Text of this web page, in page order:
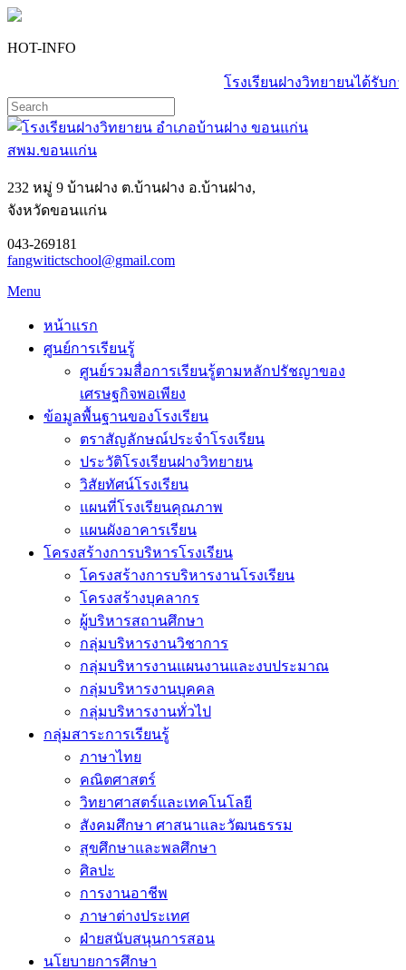
HOT-INFO
โรงเรียนฝางวิทยายนได้รับ
232 หมู่ 9 บ้านฝาง ต.บ้านฝาง อ.บ้านฝาง,
จังหวัดขอนแก่น
043-269181
fangwitictschool@gmail.com
Menu
หน้าแรก
ศูนย์การเรียนรู้
ศูนย์รวมสื่อการเรียนรู้ตามหลักปรัชญาของ
เศรษฐกิจพอเพียง
ข้อมูลพื้นฐานของโรงเรียน
ตราสัญลักษณ์ประจำโรงเรียน
ประวัติโรงเรียนฝางวิทยายน
วิสัยทัศน์โรงเรียน
แผนที่โรงเรียนคุณภาพ
แผนผังอาคารเรียน
โครงสร้างการบริหารโรงเรียน
โครงสร้างการบริหารงานโรงเรียน
โครงสร้างบุคลากร
ผู้บริหารสถานศึกษา
กลุ่มบริหารงานวิชาการ
กลุ่มบริหารงานแผนงานและงบประมาณ
กลุ่มบริหารงานบุคคล
กลุ่มบริหารงานทั่วไป
กลุ่มสาระการเรียนรู้
ภาษาไทย
คณิตศาสตร์
วิทยาศาสตร์และเทคโนโลยี
สังคมศึกษา ศาสนาและวัฒนธรรม
สุขศึกษาและพลศึกษา
ศิลปะ
การงานอาชีพ
ภาษาต่างประเทศ
ฝ่ายสนับสนุนการสอน
นโยบายการศึกษา